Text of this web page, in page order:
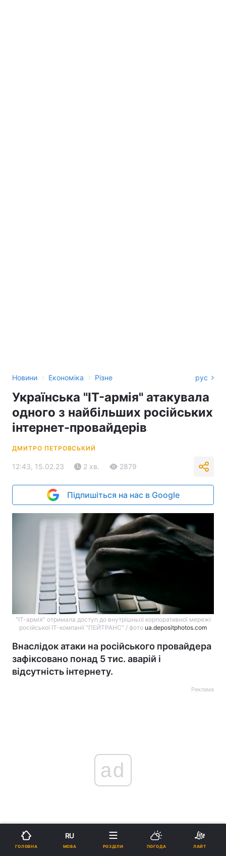
Новини › Економіка › Різне рус
Українська "IT-армія" атакувала
одного з найбільших російських
інтернет-провайдерів
ДМИТРО ПЕТРОВСЬКИЙ
12:43, 15.02.23 2 хв. 2879
Підпишіться на нас в Google
"IT-армія" отримала доступ до внутрішньої корпоративної мережі
російської IT-компанії "ПЕЙТРАНС" / фото ua.depositphotos.com
Внаслідок атаки на російського провайдера
зафіксовано понад 5 тис. аварій і
відсутність інтернету.
Реклама
ad
Українська "IT-армія"
втрутилася в роботу одного
ГОЛОВНА
RU
МОВА РОЗДІЛИ ПОГОДА ЛАЙТ